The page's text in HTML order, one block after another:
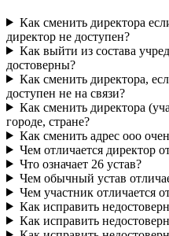
Как сменить директора
директор не доступен?
Как выйти из состава
достоверны?
Как сменить директора,
доступен не на связи?
Как сменить директора
городе, стране?
Как сменить адрес ооо
Чем отличается директор
Что означает 26 устав?
Чем обычный устав
Чем участник отличается
Как исправить
Как исправить